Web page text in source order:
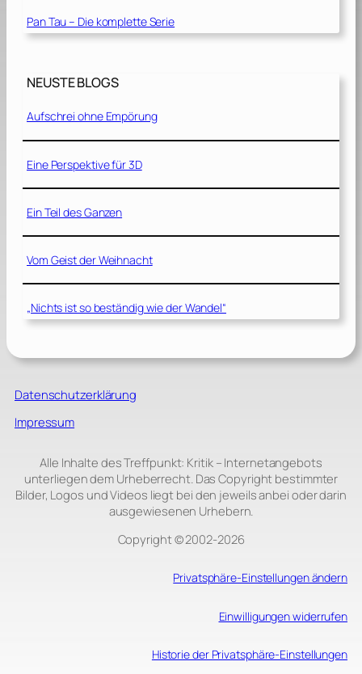
Pan Tau – Die komplette Serie
NEUSTE BLOGS
Aufschrei ohne Empörung
Eine Perspektive für 3D
Ein Teil des Ganzen
Vom Geist der Weihnacht
„Nichts ist so beständig wie der Wandel“
Datenschutzerklärung
Impressum
Alle Inhalte des Treffpunkt: Kritik – Internetangebots
unterliegen dem Urheberrecht. Das Copyright bestimmter
Bilder, Logos und Videos liegt bei den jeweils anbei oder darin
ausgewiesenen Urhebern.
Copyright © 2002‑2026
Privatsphäre-Einstellungen ändern
Einwilligungen widerrufen
Historie der Privatsphäre-Einstellungen